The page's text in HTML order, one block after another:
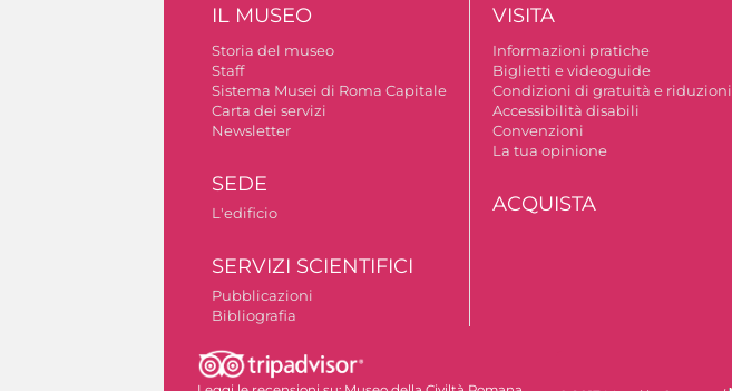
IL MUSEO
Storia del museo
Staff
Sistema Musei di Roma Capitale
Carta dei servizi
Newsletter
SEDE
L'edificio
SERVIZI SCIENTIFICI
Pubblicazioni
Bibliografia
VISITA
Informazioni pratiche
Biglietti e videoguide
Condizioni di gratuità e riduzioni
Accessibilità disabili
Convenzioni
La tua opinione
ACQUISTA